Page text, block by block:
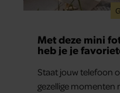
Met deze mini
heb je je
Staat jouw telefoon
gezellige momenten